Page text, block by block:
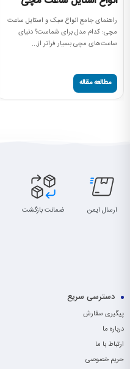
راهنمای جامع انواع سبک و استایل ساعت
مچی: کدام مدل برای شماست؟ دنیای
ساعت‌های مچی بسیار فراتر از...
مطالعه مقاله
ارسال ایمن ضمانت بازگشت
دسترسی سریع
پیگیری سفارش
درباره ما
ارتباط با ما
حریم خصوصی